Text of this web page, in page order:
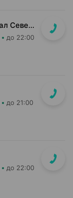
пр-т Мира, д. 20 (м-н Копеечка, квартал Северная Европа)
до 22:00
до 21:00
до 22:00